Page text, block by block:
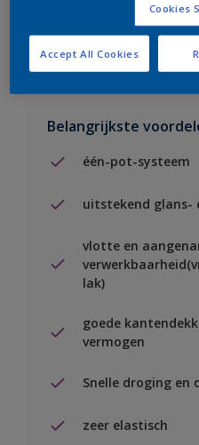
Zie kleur in de
Belangrijkste
één-pot-systeem
uitstekend glans-
vlotte en
lak)
goede
vermogen
Snelle droging en
zeer elastisch
Cookies
Accept All Cookies